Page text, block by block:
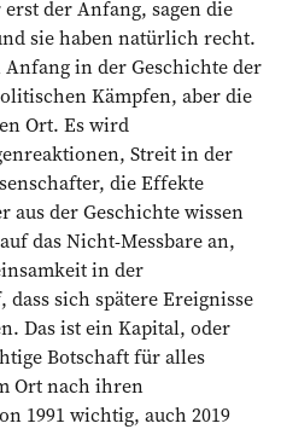
erst der Anfang, sagen die
sie haben natürlich recht.
in der Geschichte der
Kämpfen, aber die
Ort. Es wird
Streit in der
die Effekte
aus der Geschichte wissen
das Nicht-Messbare an,
in der
sich spätere Ereignisse
Das ist ein Kapital, oder
Botschaft für alles
Ort nach ihren
1991 wichtig, auch 2019